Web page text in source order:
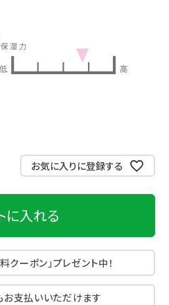
お気に入りに登録する
に入れる
ーポン」プレゼント中！
支払いいただけます